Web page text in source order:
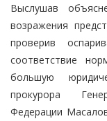
Выслушав
возражения
проверив
соответствие
большую
прокурора
Федерации